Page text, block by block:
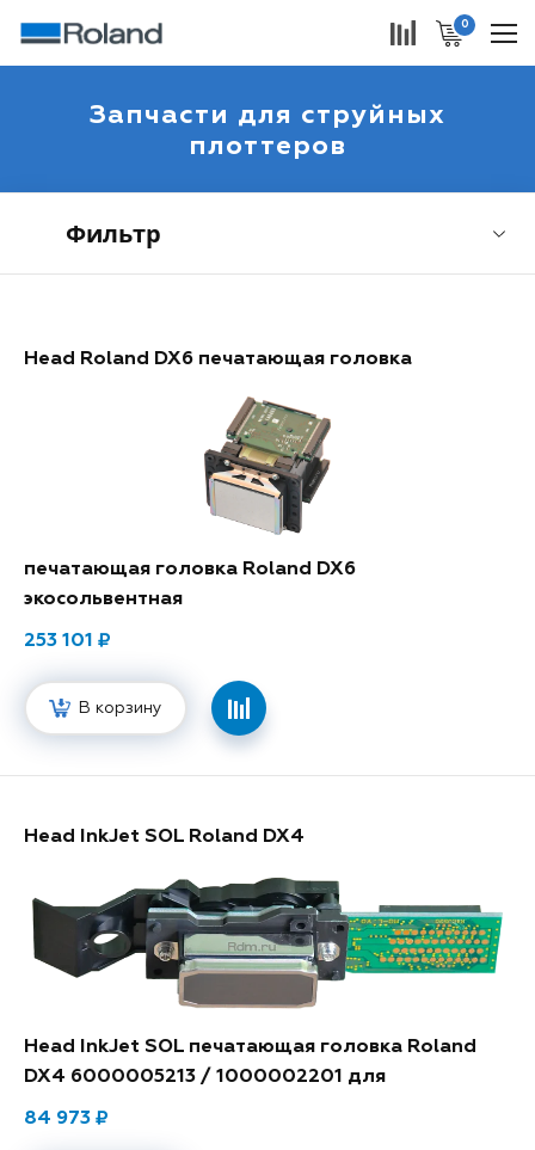
0
Запчасти для струйных
плоттеров
Фильтр
Head Roland DX6 печатающая головка
печатающая головка Roland DX6
экосольвентная
253 101
В корзину
Head InkJet SOL Roland DX4
Head InkJet SOL печатающая головка Roland
DX4 6000005213 / 1000002201 для
экосольвента
84 973